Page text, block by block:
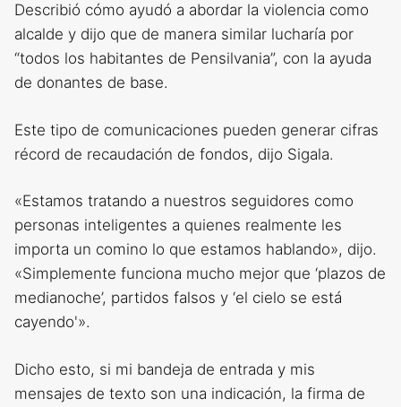
Describió cómo ayudó a abordar la violencia como
alcalde y dijo que de manera similar lucharía por
“todos los habitantes de Pensilvania”, con la ayuda
de donantes de base.
Este tipo de comunicaciones pueden generar cifras
récord de recaudación de fondos, dijo Sigala.
«Estamos tratando a nuestros seguidores como
personas inteligentes a quienes realmente les
importa un comino lo que estamos hablando», dijo.
«Simplemente funciona mucho mejor que ‘plazos de
medianoche’, partidos falsos y ‘el cielo se está
cayendo'».
Dicho esto, si mi bandeja de entrada y mis
mensajes de texto son una indicación, la firma de